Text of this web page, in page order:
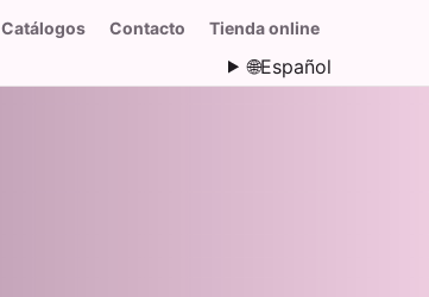
Catálogos Contacto Tienda online
🌐Español